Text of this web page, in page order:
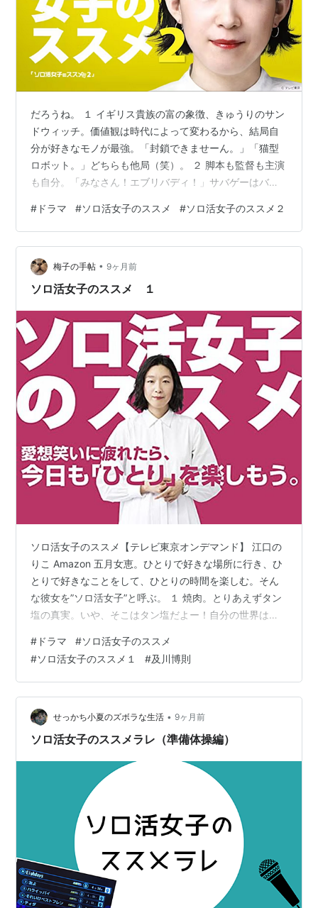
だろうね。 １ イギリス貴族の富の象徴、きゅうりのサン
ドウィッチ。価値観は時代によって変わるから、結局自
分が好きなモノが最強。「封鎖できませーん。」「猫型
ロボット。」どちらも他局（笑）。 ２ 脚本も監督も主演
も自分。「みなさん！エブリバディ！」サバゲーはバイ
脇役なんていないサバゲー。メグミ・サオトメ。梅子は
サラ・コナーで。誰もが自分の人生という映画の主役で
すよ。 ３ 「いつ行くの？今でしょ。」自販機ドライブイ
ン。御三家はうどん、トースト、ハンバーガー。妖精。
「考えた人天才。作った人は超天才。」梅子の記憶では
# ドラマ #ソロ活女子のススメ #ソロ活女子のススメ２
梅子の手帖 • 9ヶ月前
ソロ活女子のススメ １
ソロ活女子のススメ【テレビ東京オンデマンド】 江口の
りこ Amazon 五月女恵。ひとりで好きな場所に行き、ひ
とりで好きなことをして、ひとりの時間を楽しむ。そん
な彼女を”ソロ活女子”と呼ぶ。 １ 焼肉。とりあえずタン
塩の真実。いや、そこはタン塩だよー！自分の世界は自
ものはおいしい。まずいものはまずい。焼肉食べてリム
ジン！？シンデレラ体験。レッドカーペットはオプショ
ン。 ２ ゴールデンイーグル、ニホンイヌワシ。汚れちま
った悲しみに。推し動物。梅子はやっぱり猫科！ズーグ
ルメ、単語登録。水族館はしご！？ビール飲みなが
ら！？ ３ プラネタリウム。特別シ…
# ドラマ #ソロ活女子のススメ
#ソロ活女子のススメ１ #及川博則
せっかち小夏のズボラな生活 • 9ヶ月前
ソロ活女子のススメラレ（準備体操編）